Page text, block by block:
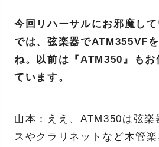
今回リハーサルにお邪魔し
では、弦楽器でATM355VF
ね。以前は『ATM350』も
ています。
山本：ええ、ATM350は弦楽
スやクラリネットなど木管